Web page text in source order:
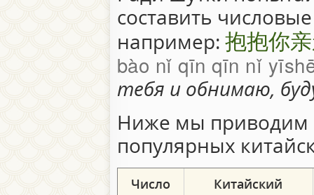
составить
например: 抱抱你
bào nǐ qīn qīn nǐ
тебя и обнимаю,
Ниже мы приводим
популярных
Число
Китайский